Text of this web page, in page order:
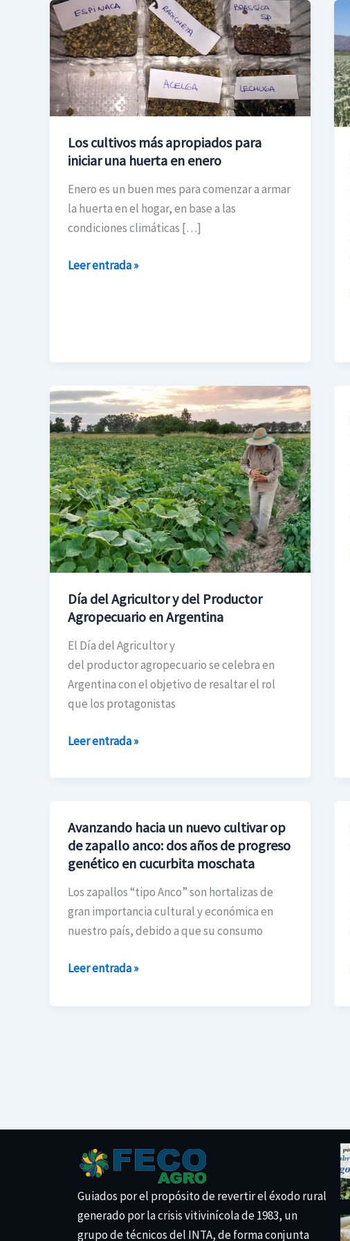
Los cultivos más apropiados para
iniciar una huerta en enero
Enero es un buen mes para comenzar a armar
la huerta en el hogar, en base a las
condiciones climáticas […]
Los
cultivos
más
apropiados
para
iniciar
huerta
en
enero
Leer entrada »
Día del Agricultor y del Productor
Agropecuario en Argentina
El Día del Agricultor y
del productor agropecuario se celebra en
Argentina con el objetivo de resaltar el rol
que los protagonistas
Día
del
Agricultor
y
del
Productor
Agropecuario
en
Argentina
Leer entrada »
Avanzando hacia un nuevo cultivar op
de zapallo anco: dos años de progreso
genético en cucurbita moschata
Los zapallos “tipo Anco” son hortalizas de
gran importancia cultural y económica en
nuestro país, debido a que su consumo
Avanzando
hacia
un
nuevo
cultivar
zapallo
Leer entrada »
Guiados por el propósito de revertir el éxodo rural
generado por la crisis vitivinícola de 1983, un
grupo de técnicos del INTA, de forma conjunta